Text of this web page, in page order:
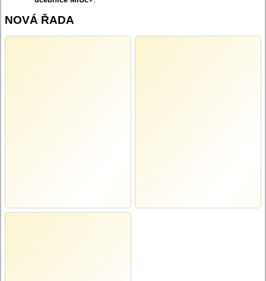
NOVÁ ŘADA